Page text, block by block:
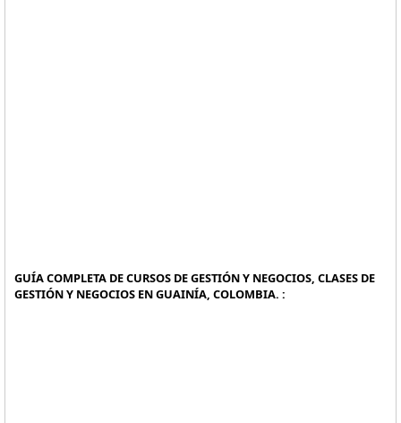
GUÍA COMPLETA DE CURSOS DE GESTIÓN Y NEGOCIOS, CLASES DE
GESTIÓN Y NEGOCIOS EN GUAINÍA, COLOMBIA. :